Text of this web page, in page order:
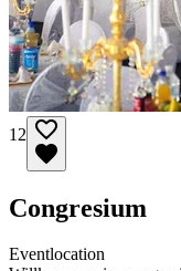
12
Congresium
Eventlocation